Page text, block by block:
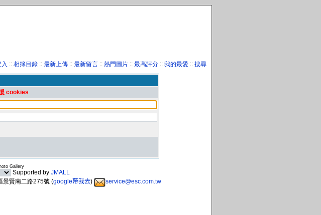
:: 相簿目錄 :: 最新上傳 :: 最新留言 :: 熱門圖片 :: 最高評分 :: 我的最愛 :: 搜尋
cookies
Gallery
Supported by JMALL
景賢南二路275號(google帶我去) service@esc.com.tw